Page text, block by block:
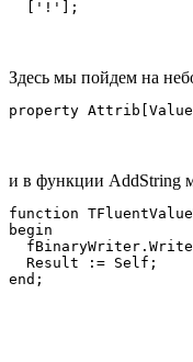
Здесь мы пойдем на
и в функции AddString
function
begin
  Result := Self;